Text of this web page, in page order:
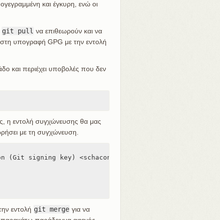
και έγκυρη, ενώ οι
git pull να επιθεωρούν και να
υπογραφή GPG με την εντολή
και περιέχει υποβολές που δεν
η εντολή συγχώνευσης θα μας
με τη συγχώνευση.
(Git signing key) <schacon@gmail.com>
εντολή git merge για να